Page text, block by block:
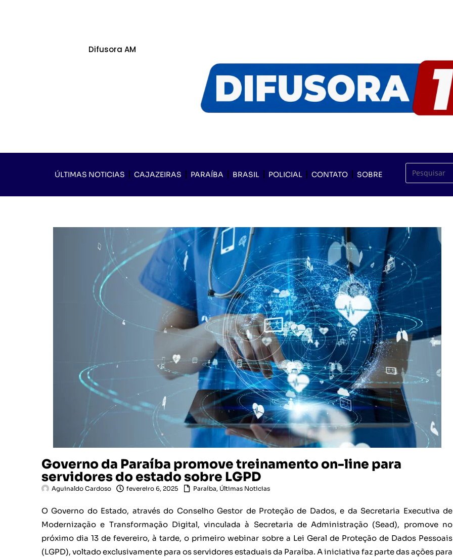
Difusora AM
ÚLTIMAS NOTICIAS CAJAZEIRAS PARAÍBA BRASIL POLICIAL CONTATO SOBRE
Governo da Paraíba promove treinamento on-line para
servidores do estado sobre LGPD
Aguinaldo Cardoso fevereiro 6, 2025 Paraíba, Últimas Noticias
O Governo do Estado, através do Conselho Gestor de Proteção de Dados, e da Secretaria Executiva de
Modernização e Transformação Digital, vinculada à Secretaria de Administração (Sead), promove no
próximo dia 13 de fevereiro, à tarde, o primeiro webinar sobre a Lei Geral de Proteção de Dados Pessoais
(LGPD), voltado exclusivamente para os servidores estaduais da Paraíba. A iniciativa faz parte das ações para